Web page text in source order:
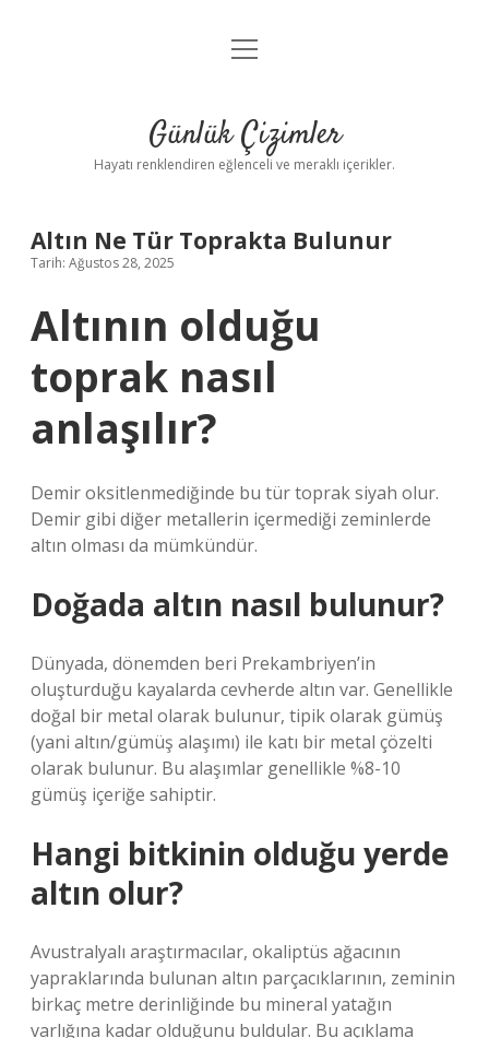
Anasayfa
Yasal Uyarı
menüyü
Günlük Çizimler
Hayatı renklendiren eğlenceli ve meraklı içerikler.
Altın Ne Tür Toprakta Bulunur
Tarih: Ağustos 28, 2025
Altının olduğu
toprak nasıl
anlaşılır?
Demir oksitlenmediğinde bu tür toprak siyah olur.
Demir gibi diğer metallerin içermediği zeminlerde
altın olması da mümkündür.
Doğada altın nasıl bulunur?
Dünyada, dönemden beri Prekambriyen’in
oluşturduğu kayalarda cevherde altın var. Genellikle
doğal bir metal olarak bulunur, tipik olarak gümüş
(yani altın/gümüş alaşımı) ile katı bir metal çözelti
olarak bulunur. Bu alaşımlar genellikle %8-10
gümüş içeriğe sahiptir.
Hangi bitkinin olduğu yerde
altın olur?
Avustralyalı araştırmacılar, okaliptüs ağacının
yapraklarında bulunan altın parçacıklarının, zeminin
birkaç metre derinliğinde bu mineral yatağın
varlığına kadar olduğunu buldular. Bu açıklama